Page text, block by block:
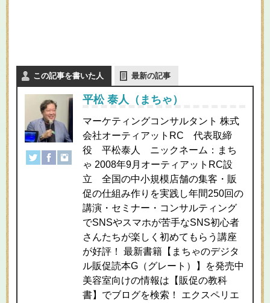
この記事を書いた人 最新の記事
平松 泰人（まちゃ）
マーケティングコンサルタント 株式
会社オーティアットRC 代表取締
役 平松泰人 ニックネーム：まち
ゃ 2008年9月オーティアットRC設
立 全国の中小規模店舗の集客・販
促の仕組み作りを実践し年間250回の
講演・セミナー・コンサルティング
でSNSやスマホが苦手なSNS初心者
さんたちが楽しく初めてもらう講座
が好評！ 最新書籍【まちゃのデジタ
ル販促読本G（グレート）】を発売中
美容室向けの情報は【販促の教科
書】でブログを検索！ エクスペリエ